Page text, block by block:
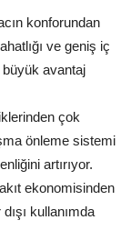
konforundan
ve geniş iç
avantaj
çok
önleme sistemi
artırıyor.
ekonomisinden
kullanımda